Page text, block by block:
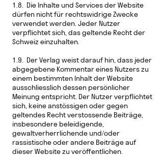
1.8. Die Inhalte und Services der Website
dürfen nicht für rechtswidrige Zwecke
verwendet werden. Jeder Nutzer
verpflichtet sich, das geltende Recht der
Schweiz einzuhalten.
1.9. Der Verlag weist darauf hin, dass jeder
abgegebene Kommentar eines Nutzers zu
einem bestimmten Inhalt der Website
ausschliesslich dessen persönlicher
Meinung entspricht. Der Nutzer verpflichtet
sich, keine anstössigen oder gegen
geltendes Recht verstossende Beiträge,
insbesondere beleidigende,
gewaltverherrlichende und/oder
rassistische oder andere Beiträge auf
dieser Website zu veröffentlichen.